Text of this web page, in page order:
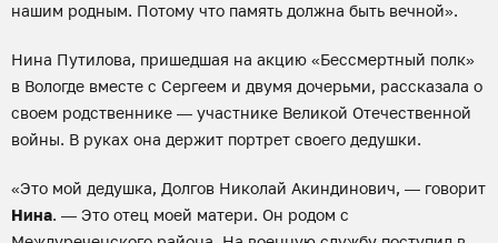
нашим родным. Потому что память должна быть вечной».
Нина Путилова, пришедшая на акцию «Бессмертный полк»
в Вологде вместе с Сергеем и двумя дочерьми, рассказала о
своем родственнике — участнике Великой Отечественной
войны. В руках она держит портрет своего дедушки.
«Это мой дедушка, Долгов Николай Акиндинович, — говорит
Нина. — Это отец моей матери. Он родом с